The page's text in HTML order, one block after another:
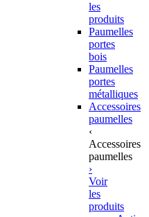
les
produits
Paumelles
portes
bois
Paumelles
portes
métalliques
Accessoires
paumelles
‹
Accessoires
paumelles
›
Voir
les
produits